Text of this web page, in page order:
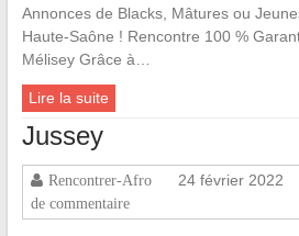
Annonces de Blacks, Mâtures ou
Haute-Saône ! Rencontre 100 %
Mélisey Grâce à…
Lire la suite
Jussey
Rencontrer-Afro 24 février 2022
de commentaire